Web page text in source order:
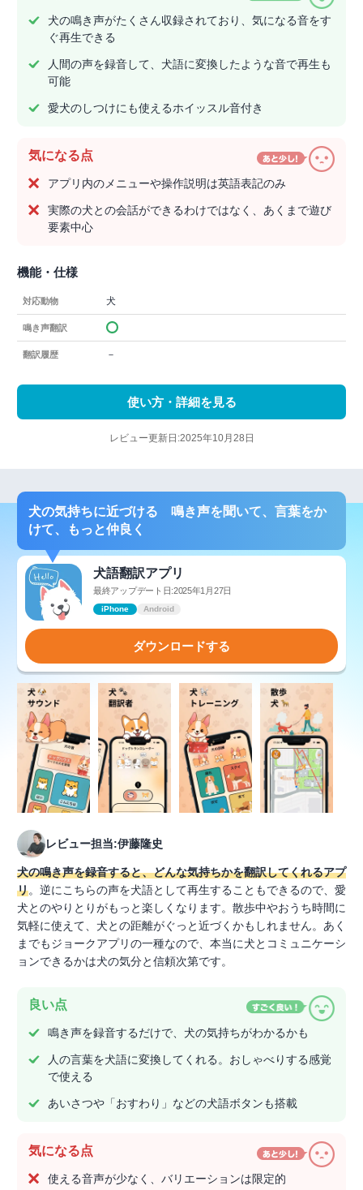
犬の鳴き声がたくさん収録されており、気になる音をす
ぐ再生できる
人間の声を録音して、犬語に変換したような音で再生も
可能
愛犬のしつけにも使えるホイッスル音付き
気になる点
アプリ内のメニューや操作説明は英語表記のみ
実際の犬との会話ができるわけではなく、あくまで遊び
要素中心
機能・仕様
対応動物 犬
鳴き声翻訳
翻訳履歴 －
使い方・詳細を見る
レビュー更新日:2025年10月28日
犬の気持ちに近づける 鳴き声を聞いて、言葉をか
けて、もっと仲良く
犬語翻訳アプリ
最終アップデート日:2025年1月27日
iPhone Android
ダウンロードする
レビュー担当:伊藤隆史
犬の鳴き声を録音すると、どんな気持ちかを翻訳してくれるアプ
リ。逆にこちらの声を犬語として再生することもできるので、愛
犬とのやりとりがもっと楽しくなります。散歩中やおうち時間に
気軽に使えて、犬との距離がぐっと近づくかもしれません。あく
までもジョークアプリの一種なので、本当に犬とコミュニケーシ
ョンできるかは犬の気分と信頼次第です。
良い点
鳴き声を録音するだけで、犬の気持ちがわかるかも
人の言葉を犬語に変換してくれる。おしゃべりする感覚
で使える
あいさつや「おすわり」などの犬語ボタンも搭載
気になる点
使える音声が少なく、バリエーションは限定的